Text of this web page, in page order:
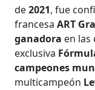
de2021, fue
francesaART
ganadora en las
exclusiva
campeones
multicampeón